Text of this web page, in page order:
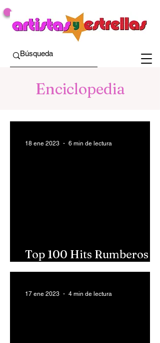
Enciclopedia
Top 100 Hits Rumberos
1993
18 ene 2023 6 min de lectura
17 ene 2023 4 min de lectura